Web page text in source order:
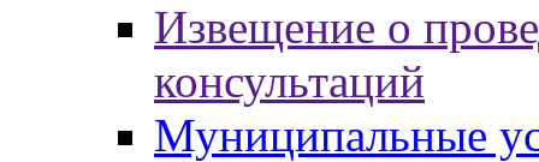
Извещение о
консультаций
Муниципальные